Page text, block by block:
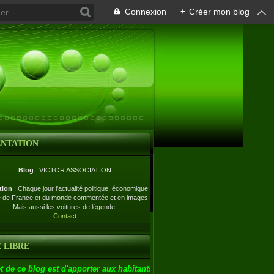
Connexion + Créer mon blog
Blog : VICTOR ASSOCIATION
: Chaque jour l'actualité politique, économique et
de France et du monde commentée et en images.
Mais aussi les voitures de légende.
Contact
LIBRE
de ce blog est d'apporter aux habitants